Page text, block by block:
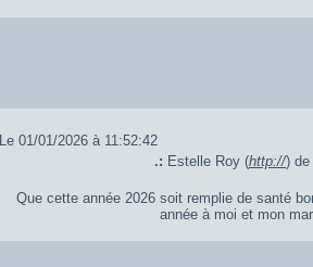
Le 01/01/2026 à 11:52:42
.: Estelle Roy (http://) de
Que cette année 2026 soit remplie de santé
année à moi et mon